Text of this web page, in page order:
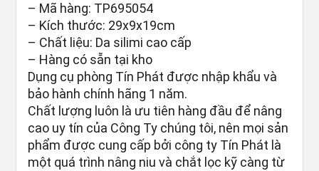
– Mã hàng: TP695054
– Kích thước: 29x9x19cm
– Chất liệu: Da silimi cao cấp
– Hàng có sẵn tại kho
Dụng cụ phòng Tín Phát được nhập khẩu và
bảo hành chính hãng 1 năm.
Chất lượng luôn là ưu tiên hàng đầu để nâng
cao uy tín của Công Ty chúng tôi, nên mọi sản
phẩm được cung cấp bởi công ty Tín Phát là
một quá trình nâng niu và chắt lọc kỹ càng từ